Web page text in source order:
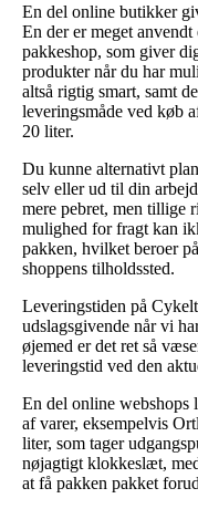
En del online butikker
En der er meget
pakkeshop, som giver
produkter når du har
altså rigtig smart, samt
leveringsmåde ved køb
20 liter.
Du kunne alternativt
selv eller ud til din
mere pebret, men tillige
mulighed for fragt kan
pakken, hvilket beroer
shoppens tilholdssted.
Leveringstiden på
udslagsgivende når vi
øjemed er det ret så
leveringstid ved den
En del online webshops
af varer, eksempelvis
liter, som tager
nøjagtigt klokkeslæt,
at få pakken pakket